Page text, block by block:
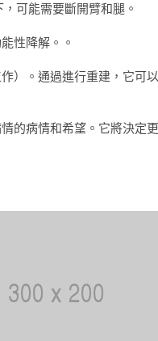
可能需要斷開臂和腿。
性降解。。
）。通過進行重建，它可以
的病情和希望。它將決定更